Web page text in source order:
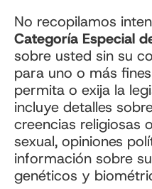
No recopilamos
Categoría Especial
sobre usted sin su
para uno o más
permita o exija la
incluye detalles
creencias religiosas
sexual, opiniones
información sobre
genéticos y